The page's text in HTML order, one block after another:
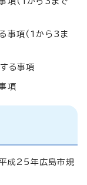
事項（1から3ま
る事項
項
成25年広島市規